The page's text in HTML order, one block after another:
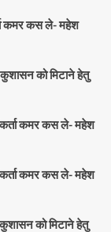
कमर कस ले- महेश
को मिटाने हेतु
कमर कस ले- महेश
कमर कस ले- महेश
को मिटाने हेतु